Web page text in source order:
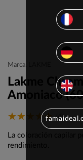
Marca: LAKME
Lakme
Amoniaco
(4)
La coloración capilar
rendimiento.